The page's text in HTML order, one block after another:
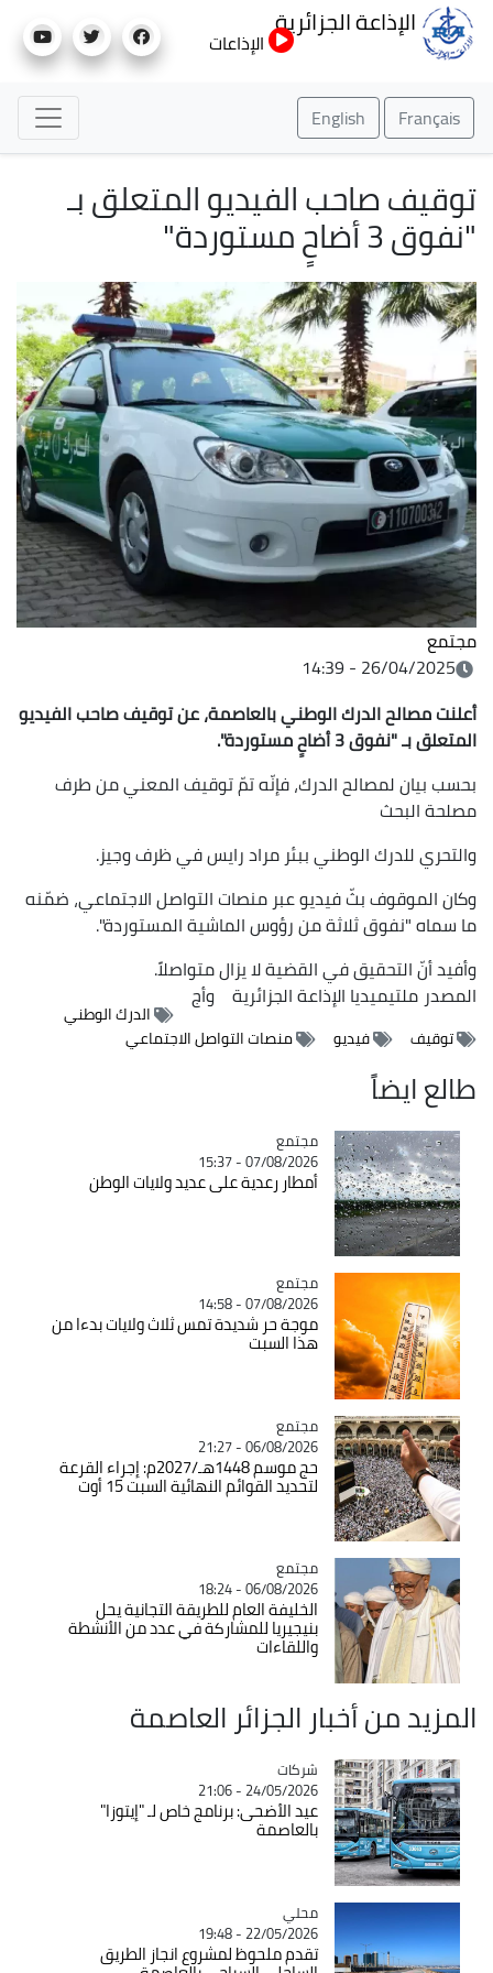
إلى
الإذاعة الجزائرية
الإذاعات
Français
English
توقيف صاحب الفيديو المتعلق بـ
"نفوق 3 أضاحٍ مستوردة"
مجتمع
26/04/2025 - 14:39
أعلنت مصالح الدرك الوطني بالعاصمة، عن توقيف صاحب الفيديو
المتعلق بـ "نفوق 3 أضاحٍ مستوردة".
بحسب بيان لمصالح الدرك، فإنّه تمّ توقيف المعني من طرف
مصلحة البحث
والتحري للدرك الوطني ببئر مراد رايس في ظرف وجيز.
وكان الموقوف بثّ فيديو عبر منصات التواصل الاجتماعي، ضمّنه
ما سماه "نفوق ثلاثة من رؤوس الماشية المستوردة".
وأفيد أنّ التحقيق في القضية لا يزال متواصلاً.
المصدرملتيميديا الإذاعة الجزائرية وأج
الدرك الوطني
توقيف
فيديو منصات التواصل الاجتماعي
طالع ايضاً
Catégorie
مجتمع
07/08/2026 - 15:37
أمطار رعدية على عديد ولايات الوطن
Catégorie
مجتمع
07/08/2026 - 14:58
موجة حر شديدة تمس ثلاث ولايات بدءا من
هذا السبت
Catégorie
مجتمع
06/08/2026 - 21:27
حج موسم 1448هـ/2027م: إجراء القرعة
لتحديد القوائم النهائية السبت 15 أوت
Catégorie
مجتمع
06/08/2026 - 18:24
الخليفة العام للطريقة التجانية يحل
بنيجيريا للمشاركة في عدد من الأنشطة
واللقاءات
المزيد من أخبار الجزائر العاصمة
Catégorie
شركات
24/05/2026 - 21:06
عيد الأضحى: برنامج خاص لـ "إيتوزا"
بالعاصمة
Catégorie
محلي
22/05/2026 - 19:48
تقدم ملحوظ لمشروع انجاز الطريق